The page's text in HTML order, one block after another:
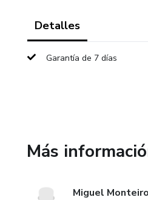
Detalles
Garantía de 7 días
Más
Miguel